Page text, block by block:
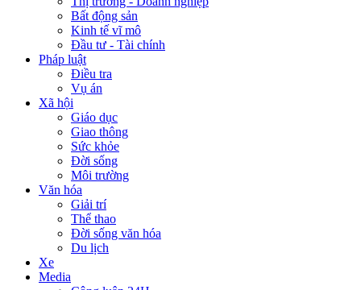
Bất động sản
Kinh tế vĩ mô
Đầu tư - Tài chính
Pháp luật
Điều tra
Vụ án
Xã hội
Giáo dục
Giao thông
Sức khỏe
Đời sống
Môi trường
Văn hóa
Giải trí
Thể thao
Đời sống văn hóa
Du lịch
Xe
Media